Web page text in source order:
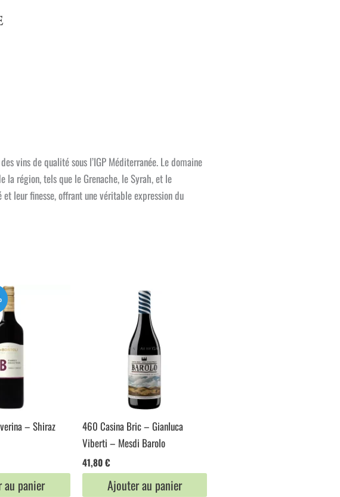
vins de qualité sous l’IGP Méditerranée. Le domaine
la région, tels que le Grenache, le Syrah, et le
leur finesse, offrant une véritable expression du
– Shiraz
€.
au panier
460 Casina Bric – Gianluca
Viberti – Mesdi Barolo
41,80€
Ajouter au panier